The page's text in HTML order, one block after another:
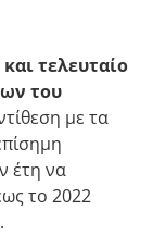
και τελευταίο
του
με τα
έτη να
το 2022